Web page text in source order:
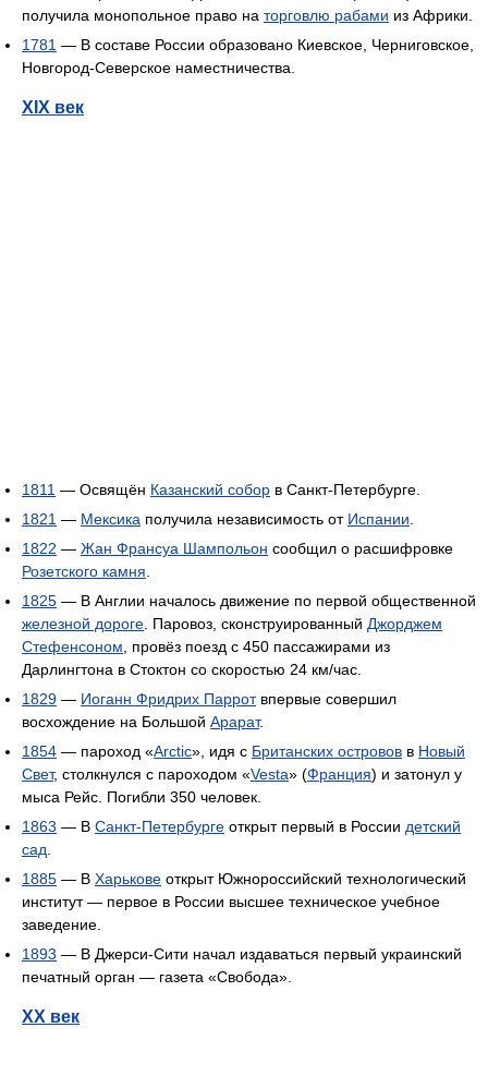
получила монопольное право на торговлю рабами из Африки.
1781 — В составе России образовано Киевское, Черниговское,
Новгород-Северское наместничества.
XIX век
1811 — Освящён Казанский собор в Санкт-Петербурге.
1821 — Мексика получила независимость от Испании
1822 — Жан Франсуа Шампольон сообщил о расшифровке
Розетского камня
1825 — В Англии началось движение по первой общественной
железной дороге . Паровоз, сконструированный Джорджем
Стефенсоном , провёз поезд с 450 пассажирами из
Дарлингтона в Стоктон со скоростью 24 км/час.
1829 — Иоганн Фридрих Парротвпервые совершил
восхождение на Большой Арарат.
1854 — пароход «Arctic», идя с Британских островов в Новый
Свет, столкнулся с пароходом «Vesta» (Франция) и затонул у
мыса Рейс. Погибли 350 человек.
1863 — В Санкт-Петербурге открыт первый в России детский
сад
1885 — В Харькове открыт Южнороссийский технологический
институт — первое в России высшее техническое учебное
заведение.
1893 — В Джерси-Сити начал издаваться первый украинский
печатный орган — газета «Свобода».
XX век